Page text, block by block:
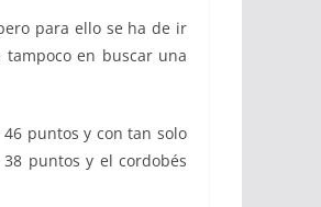
para ello se ha de ir
en buscar una
puntos y con tan solo
puntos y el cordobés